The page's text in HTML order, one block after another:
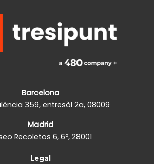
Barcelona
359, entresòl 2a, 08009
Madrid
Recoletos 6, 6º, 28001
Legal